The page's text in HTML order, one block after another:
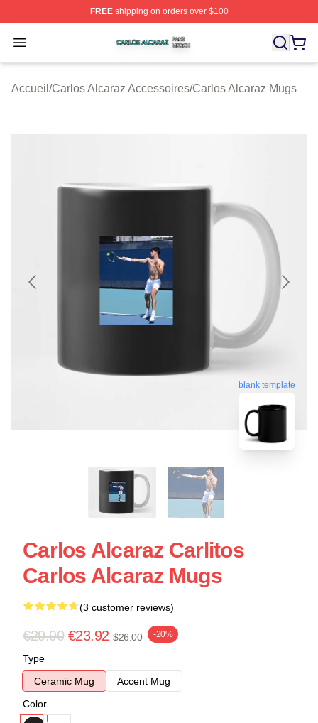
FREEshipping on orders over $100
Open menu
Carlos Alcaraz Shop ⚡️ Officially Licensed Carlos
Accueil /Carlos Alcaraz Accessoires/Carlos Alcaraz Mugs
blank template
Carlos Alcaraz Carlitos
Carlos Alcaraz Mugs
(3 customer reviews)
€29.90 €23.92 $26.00 -20%
Type
Ceramic Mug
Accent Mug
Color